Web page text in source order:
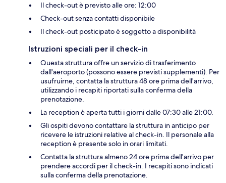
Il check-out è previsto alle ore: 12:00
Check-out senza contatti disponibile
Il check-out posticipato è soggetto a disponibilità
Istruzioni speciali per il check-in
Questa struttura offre un servizio di trasferimento
dall'aeroporto (possono essere previsti supplementi). Per
usufruirne, contatta la struttura 48 ore prima dell'arrivo,
utilizzando i recapiti riportati sulla conferma della
prenotazione.
La reception è aperta tutti i giorni dalle 07:30 alle 21:00.
Gli ospiti devono contattare la struttura in anticipo per
ricevere le istruzioni relative al check-in. Il personale alla
reception è presente solo in orari limitati.
Contatta la struttura almeno 24 ore prima dell'arrivo per
prendere accordi per il check-in. I recapiti sono indicati
sulla conferma della prenotazione.